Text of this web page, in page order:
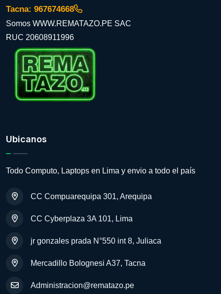
Tacna: 967674668
Somos WWW.REMATAZO.PE SAC
RUC 20608911996
Ubicanos
Todo Computo, Laptops en Lima y envio a todo el país
CC Compuarequipa 301, Arequipa
CC Cyberplaza 3A 101, Lima
jr gonzales prada N°550 int 8, Juliaca
Mercadillo Bolognesi A37, Tacna
Administracion@rematazo.pe